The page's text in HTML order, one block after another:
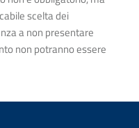
scelta dei
a non presentare
non potranno essere